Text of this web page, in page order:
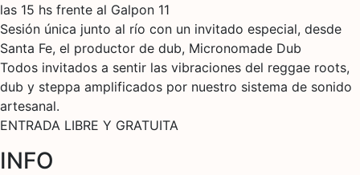
las 15 hs frente al Galpon 11
Sesión única junto al río con un invitado especial, desde
Santa Fe, el productor de dub, Micronomade Dub
Todos invitados a sentir las vibraciones del reggae roots,
dub y steppa amplificados por nuestro sistema de sonido
artesanal.
ENTRADA LIBRE Y GRATUITA
INFO